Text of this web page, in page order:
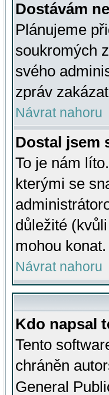
Dostávám
Plánujeme
soukromých
svého
zpráv
Návrat nahoru
Dostal jsem
To je nám
kterými se
důležité
mohou konat.
Návrat nahoru
Kdo napsal
Tento
chráněn
General